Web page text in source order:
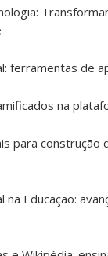
ferramentas de
na
para construção
na Educação: